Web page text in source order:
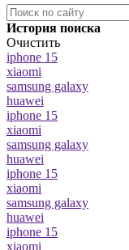
История поиска
Очистить
iphone 15
xiaomi
samsung galaxy
huawei
iphone 15
xiaomi
samsung galaxy
huawei
iphone 15
xiaomi
samsung galaxy
huawei
iphone 15
xiaomi